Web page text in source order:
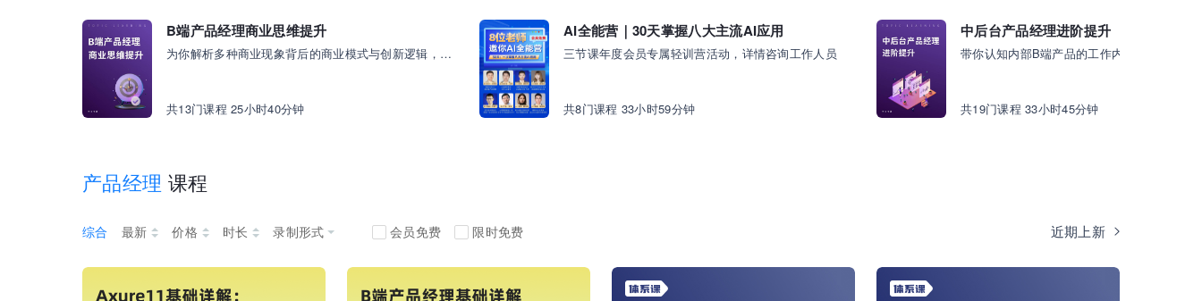
B端产品经理商业思维提升
为你解析多种商业现象背后的商业模式与创新逻辑，学习B端产品商业规划与拓展的有效方法，从认知与技能两方面提升B端产品经理的商业思维
共13门课程 25小时40分钟
AI全能营｜30天掌握八大主流AI应用
三节课年度会员专属轻训营活动，详情咨询工作人员
共8门课程 33小时59分钟
中后台产品经理进阶提升
共19门课程 33小时45分钟
产品经理 课程
综合 最新 价格 时长 录制形式 会员免费 限时免费 近期上新